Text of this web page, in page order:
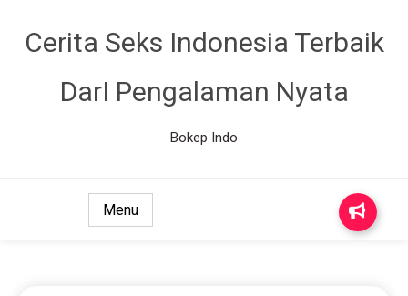
Cerita Seks Indonesia Terbaik
DarI Pengalaman Nyata
Bokep Indo
Menu